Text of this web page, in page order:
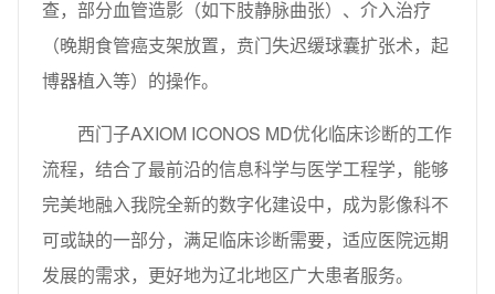
查，部分血管造影（如下肢静脉曲张）、介入治疗
（晚期食管癌支架放置，贲门失迟缓球囊扩张术，起
博器植入等）的操作。
西门子AXIOM ICONOS MD优化临床诊断的工作
流程，结合了最前沿的信息科学与医学工程学，能够
完美地融入我院全新的数字化建设中，成为影像科不
可或缺的一部分，满足临床诊断需要，适应医院远期
发展的需求，更好地为辽北地区广大患者服务。